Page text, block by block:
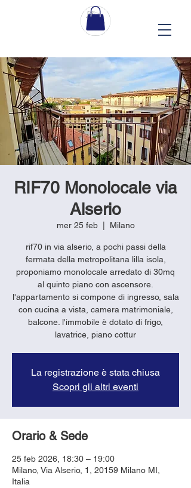
RIF70 Monolocale via
Alserio
mer 25 feb
  |
Milano
rif70 in via alserio, a pochi passi della
fermata della metropolitana lilla isola,
proponiamo monolocale arredato di 30mq
al quinto piano con ascensore.
l'appartamento si compone di ingresso, sala
con cucina a vista, camera matrimoniale,
balcone. l'immobile è dotato di frigo,
lavatrice, piano cottur
La registrazione è stata chiusa
Scopri gli altri eventi
Orario & Sede
25 feb 2026, 18:30 – 19:00
Milano, Via Alserio, 1, 20159 Milano MI,
Italia